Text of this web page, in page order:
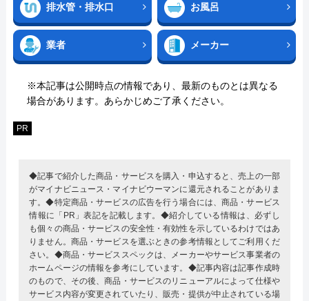
排水管・排水口 お風呂
業者 メーカー
※本記事は公開時点の情報であり、最新のものとは異なる
場合があります。あらかじめご了承ください。
PR
◆記事で紹介した商品・サービスを購入・申込すると、売上の一部
がマイナビニュース・マイナビウーマンに還元されることがありま
す。◆特定商品・サービスの広告を行う場合には、商品・サービス
情報に「PR」表記を記載します。◆紹介している情報は、必ずし
も個々の商品・サービスの安全性・有効性を示しているわけではあ
りません。商品・サービスを選ぶときの参考情報としてご利用くだ
さい。◆商品・サービススペックは、メーカーやサービス事業者の
ホームページの情報を参考にしています。◆記事内容は記事作成時
のもので、その後、商品・サービスのリニューアルによって仕様や
サービス内容が変更されていたり、販売・提供が中止されている場